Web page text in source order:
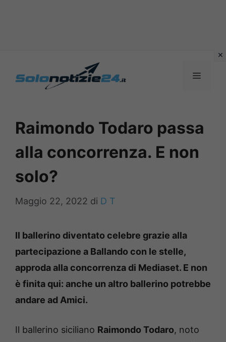
MENU
Raimondo Todaro passa
alla concorrenza. E non
solo?
Maggio 22, 2022 di D T
Il ballerino diventato celebre grazie alla
partecipazione a Ballando con le stelle,
approda alla concorrenza di Mediaset. E non
è finita qui: anche un altro ballerino potrebbe
andare ad Amici.
Il ballerino siciliano Raimondo Todaro, noto